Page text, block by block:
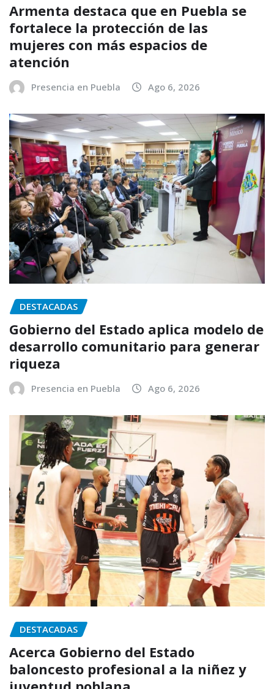
Armenta destaca que en Puebla se
fortalece la protección de las
mujeres con más espacios de
atención
Presencia en Puebla Ago 6, 2026
DESTACADAS
Gobierno del Estado aplica modelo de
desarrollo comunitario para generar
riqueza
Presencia en Puebla Ago 6, 2026
DESTACADAS
Acerca Gobierno del Estado
baloncesto profesional a la niñez y